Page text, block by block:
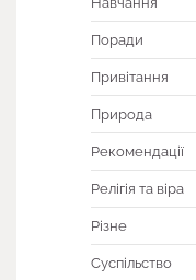
Поради
Привітання
Природа
Рекомендації
Релігія та віра
Різне
Суспільство